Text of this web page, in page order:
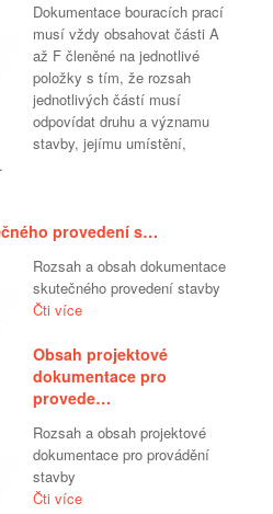
Dokumentace bouracích prací
musí vždy obsahovat části A
až F členěné na jednotlivé
položky s tím, že rozsah
jednotlivých částí musí
odpovídat druhu a významu
stavby, jejímu umístění,
provedení s…
Rozsah a obsah dokumentace
skutečného provedení stavby
Čti více
Obsah projektové
dokumentace pro
provede…
Rozsah a obsah projektové
dokumentace pro provádění
stavby
Čti více